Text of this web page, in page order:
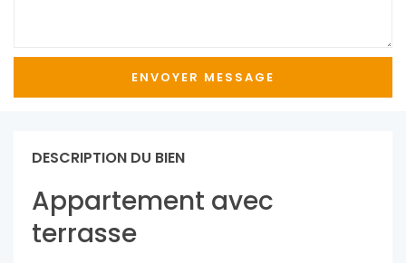
DESCRIPTION DU BIEN
Appartement avec
terrasse